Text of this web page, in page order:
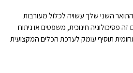
התואר השני שלך עשויה לכלול מעורבות
פסיכולוגיה חינוכית, משפטים או ניתוח
תוסיף עומק לערכת הכלים המקצועית